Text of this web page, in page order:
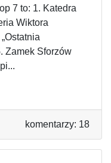
7 to: 1. Katedra
Wiktora
Zamek Sforzów
komentarzy: 18